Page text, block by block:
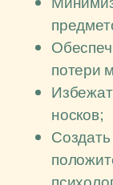
потери
носков;